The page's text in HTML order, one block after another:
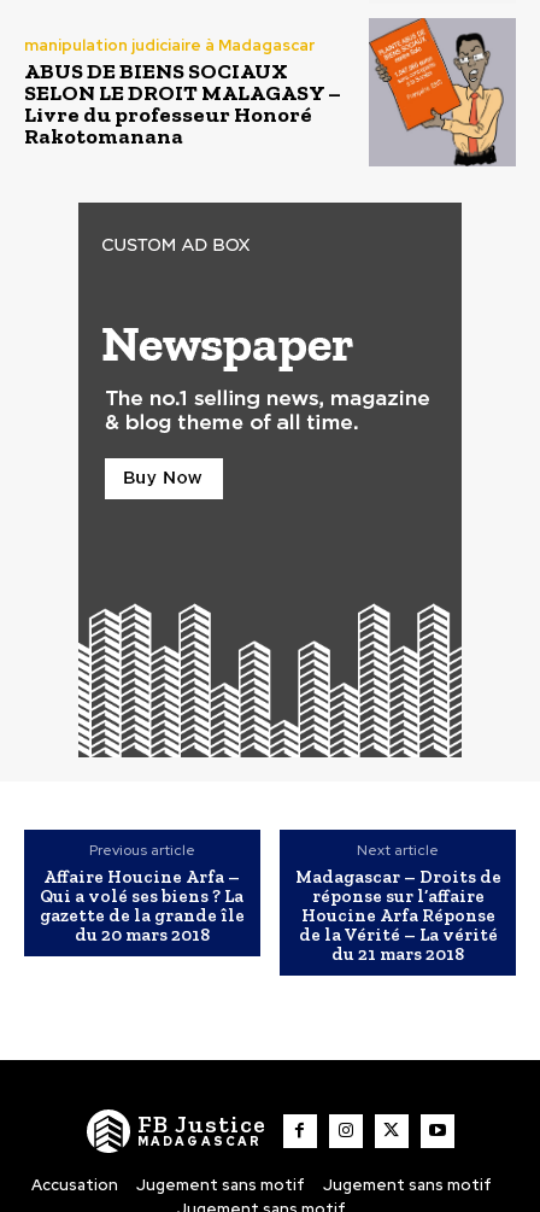
manipulation judiciaire à Madagascar
ABUS DE BIENS SOCIAUX
SELON LE DROIT MALAGASY –
Livre du professeur Honoré
Rakotomanana
Previous article
Affaire Houcine Arfa –
Qui a volé ses biens ? La
gazette de la grande île
du 20 mars 2018
Next article
Madagascar – Droits de
réponse sur l’affaire
Houcine Arfa Réponse
de la Vérité – La vérité
du 21 mars 2018
FB Justice
MADAGASCAR
Accusation Jugement sans motif
Jugement sans motif